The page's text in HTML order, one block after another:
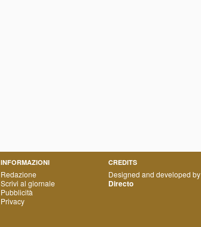
INFORMAZIONI
Redazione
Scrivi al giornale
Pubblicità
Privacy
CREDITS
Designed and developed by
Directo